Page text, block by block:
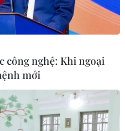
10.000 AUD (hơn 7.000
là cuộc thi lớn nhất và đầu
cộng đồng du học sinh và cựu
South Wales.
công nghệ: Khi ngoại
mới